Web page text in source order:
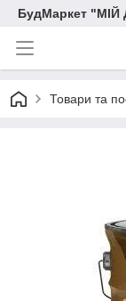
БудМаркет "МІЙ
Товари та